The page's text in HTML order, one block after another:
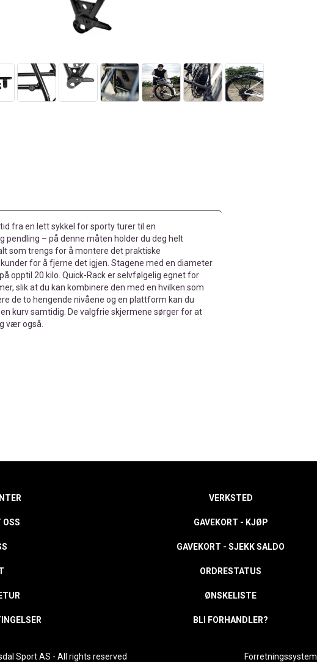
fra en lett sykkel for sporty turer til en
pendling – på denne måten holder du deg helt
som trengs for å montere det praktiske
for å fjerne det igjen. Stagene med en diameter
opptil 20 kilo. Quick-Rack er selvfølgelig egnet for
slik at du kan kombinere den med en hvilken som
de to hengende nivåene og en plattform kan du
kurv samtidig. De valgfrie skjermene sørger for at
vær også.
OSS
VERKSTED
GAVEKORT - KJØP
GAVEKORT - SJEKK SALDO
ORDRESTATUS
ØNSKELISTE
BLI FORHANDLER?
Sport AS - All rights reserved Forretningssystem